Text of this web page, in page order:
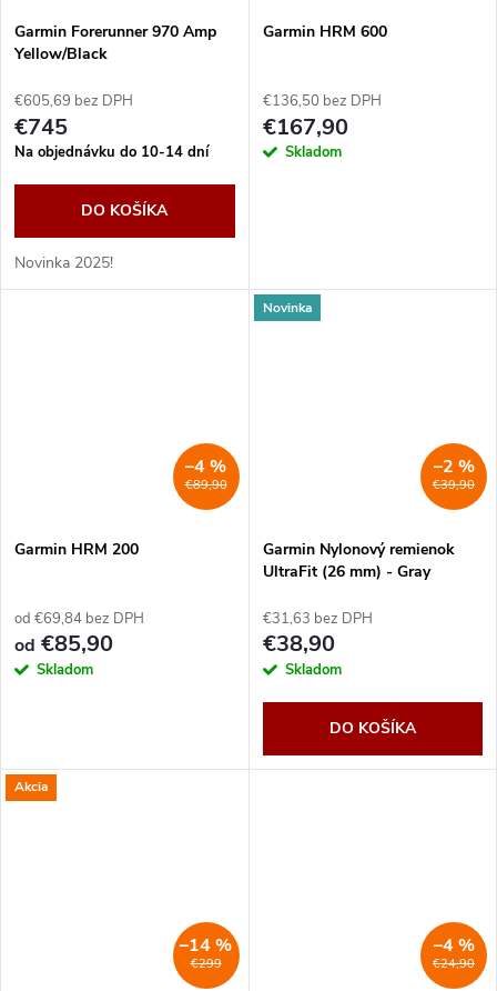
v
Garmin Forerunner 970 Amp
Yellow/Black
€605,69 bez DPH
€745
Na objednávku do 10-14 dní
DO KOŠÍKA
Novinka 2025!
Garmin HRM 600
€136,50 bez DPH
€167,90
Skladom
€89,90
–4 %
Garmin HRM 200
od €69,84 bez DPH
od €85,90
Skladom
Novinka
€39,90
–2 %
Garmin Nylonový remienok
UltraFit (26 mm) - Gray
€31,63 bez DPH
€38,90
Skladom
DO KOŠÍKA
Akcia
€299
–14 %
€24,90
–4 %